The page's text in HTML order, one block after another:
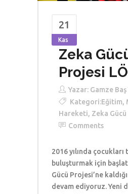
21
Kas
Zeka
Projesi
Yazar: Gamze Baş
Kategori:Eğitim,
Hareketi, Zeka Gücü
Comments
2016 yılında
buluşturmak için
Gücü Projesi’ne
devam ediyoruz. Yeni